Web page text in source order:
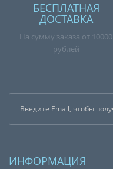
БЕСПЛАТНАЯ
ДОСТАВКА
На сумму заказа от 10000
рублей
ИНФОРМАЦИЯ